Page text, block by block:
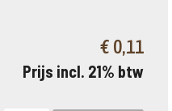
€ 0,11
Prijs incl. 21% btw